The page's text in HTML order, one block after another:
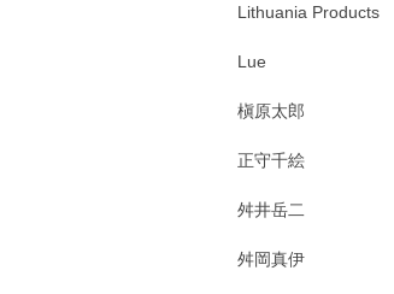
Lithuania Products
Lue
槇原太郎
正守千絵
舛井岳二
舛岡真伊